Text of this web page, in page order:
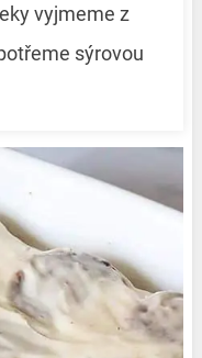
vyjmeme z
sýrovou